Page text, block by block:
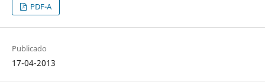
PDF-A
Publicado
17-04-2013